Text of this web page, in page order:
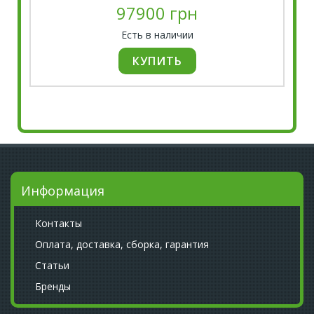
97900 грн
Есть в наличии
Информация
Контакты
Оплата, доставка, сборка, гарантия
Статьи
Бренды